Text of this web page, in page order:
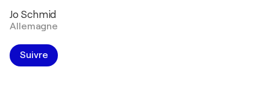
Jo Schmid
Allemagne
Suivre